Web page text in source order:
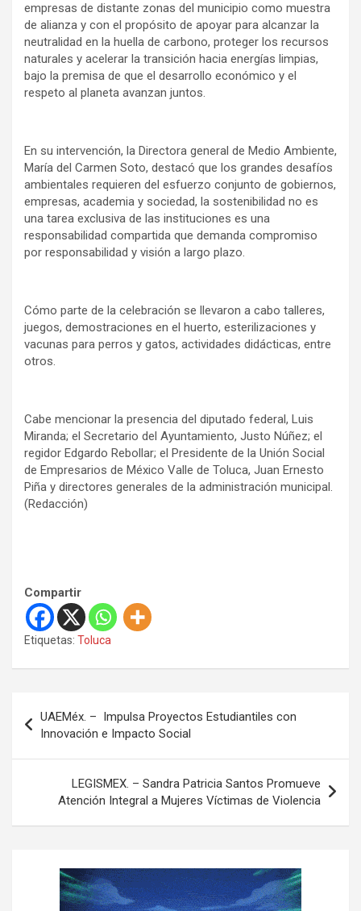
empresas de distante zonas del municipio como muestra
de alianza y con el propósito de apoyar para alcanzar la
neutralidad en la huella de carbono, proteger los recursos
naturales y acelerar la transición hacia energías limpias,
bajo la premisa de que el desarrollo económico y el
respeto al planeta avanzan juntos.
En su intervención, la Directora general de Medio Ambiente,
María del Carmen Soto, destacó que los grandes desafíos
ambientales requieren del esfuerzo conjunto de gobiernos,
empresas, academia y sociedad, la sostenibilidad no es
una tarea exclusiva de las instituciones es una
responsabilidad compartida que demanda compromiso
por responsabilidad y visión a largo plazo.
Cómo parte de la celebración se llevaron a cabo talleres,
juegos, demostraciones en el huerto, esterilizaciones y
vacunas para perros y gatos, actividades didácticas, entre
otros.
Cabe mencionar la presencia del diputado federal, Luis
Miranda; el Secretario del Ayuntamiento, Justo Núñez; el
regidor Edgardo Rebollar; el Presidente de la Unión Social
de Empresarios de México Valle de Toluca, Juan Ernesto
Piña y directores generales de la administración municipal.
(Redacción)
Compartir
Etiquetas: Toluca
v
a
UAEMéx. – Impulsa Proyectos Estudiantiles con
Innovación e Impacto Social
LEGISMEX. – Sandra Patricia Santos Promueve
Atención Integral a Mujeres Víctimas de Violencia